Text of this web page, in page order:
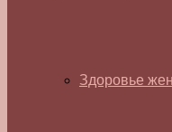
Здоровье